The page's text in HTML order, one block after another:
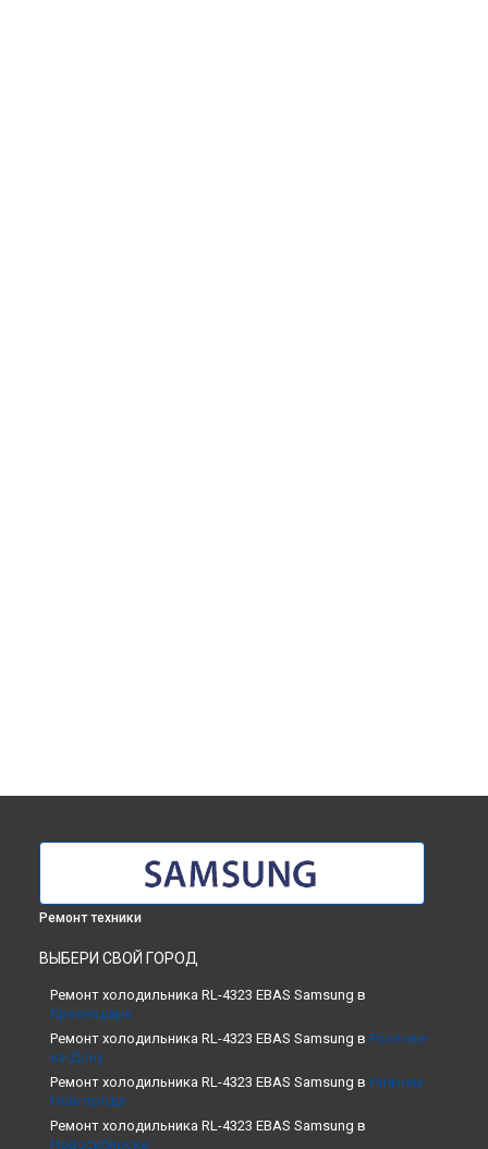
Ремонт техники
ВЫБЕРИ СВОЙ ГОРОД
Ремонт холодильника RL-4323 EBAS Samsung в
Краснодаре
Ремонт холодильника RL-4323 EBAS Samsung в Ростове-
на-Дону
Ремонт холодильника RL-4323 EBAS Samsung в Нижнем
Новгороде
Ремонт холодильника RL-4323 EBAS Samsung в
Новосибирске